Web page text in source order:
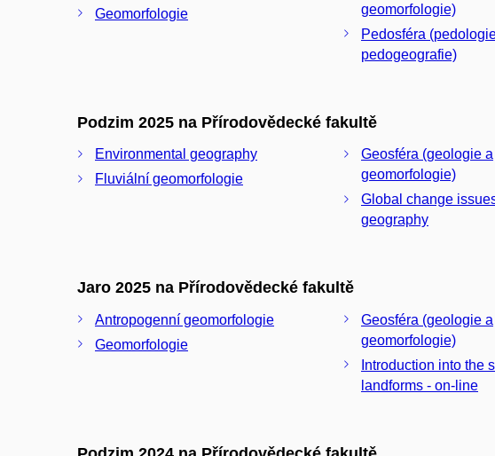
Geomorfologie
geomorfologie)
Pedosféra
pedogeografie)
Podzim 2025 na Přírodovědecké fakultě
Environmental geography
Fluviální geomorfologie
Geosféra (geologie a
geomorfologie)
Global change
geography
Jaro 2025 na Přírodovědecké fakultě
Antropogenní geomorfologie
Geomorfologie
Geosféra (geologie a
geomorfologie)
Introduction into the
landforms - on-line